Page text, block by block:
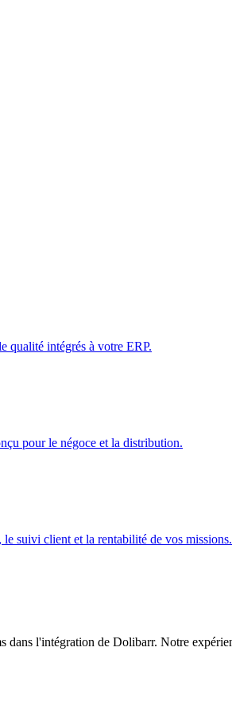
qualité intégrés à votre ERP.
pour le négoce et la distribution.
suivi client et la rentabilité de vos missions.
l'intégration de Dolibarr. Notre